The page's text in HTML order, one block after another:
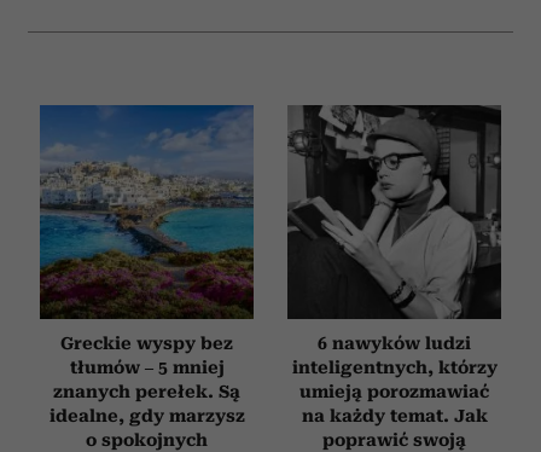
Greckie wyspy bez
tłumów – 5 mniej
znanych perełek. Są
idealne, gdy marzysz
o spokojnych
6 nawyków ludzi
inteligentnych, którzy
umieją porozmawiać
na każdy temat. Jak
poprawić swoją